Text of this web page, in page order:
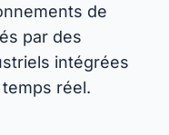
de
par des
intégrées
réel.